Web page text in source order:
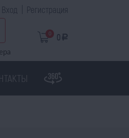
Вход Регистрация
0 0 a